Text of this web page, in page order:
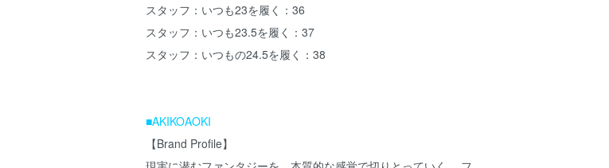
スタッフ：いつも23を履く：36
スタッフ：いつも23.5を履く：37
スタッフ：いつもの24.5を履く：38
■AKIKOAOKI
【Brand Profile】